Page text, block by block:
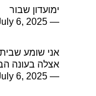
ימועדון שבור
— moshik (@moshik_o)
6, 2025
אני שומע
אצלה בעונה
— Tal Afek (@TalAfek11)
6, 2025